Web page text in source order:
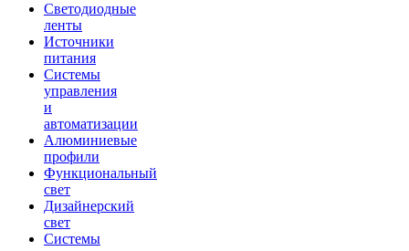
Светодиодные
ленты
Источники
питания
Системы
управления
и
автоматизации
Алюминиевые
профили
Функциональный
свет
Дизайнерский
свет
Системы